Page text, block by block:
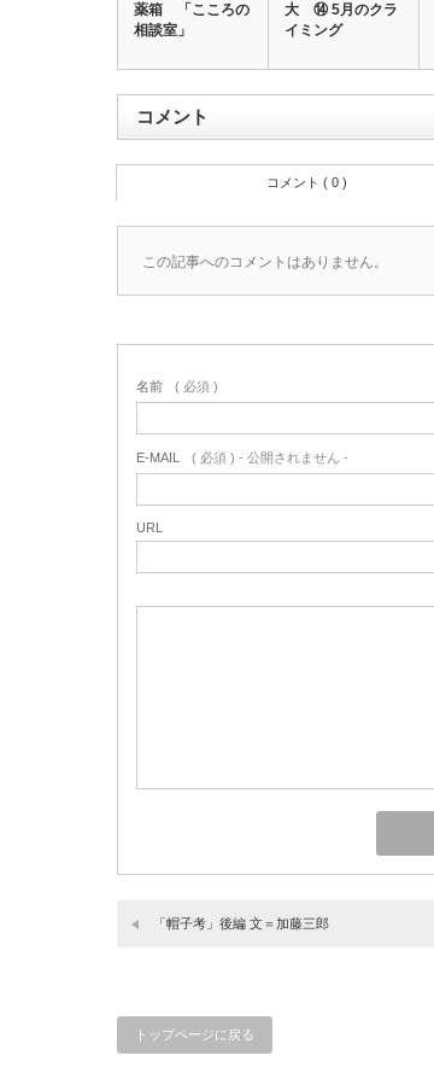
薬箱 「こころの
相談室」
大 ⑭ 5月のクラ
イミング
コメント
コメント ( 0 )
この記事へのコメントはありません。
名前 ( 必須 )
E-MAIL ( 必須 ) - 公開されません -
URL
「帽子考」後編 文＝加藤三郎
トップページに戻る